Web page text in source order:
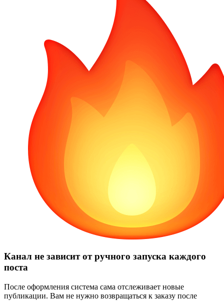
Канал не зависит от ручного запуска каждого
поста
После оформления система сама отслеживает новые
публикации. Вам не нужно возвращаться к заказу после